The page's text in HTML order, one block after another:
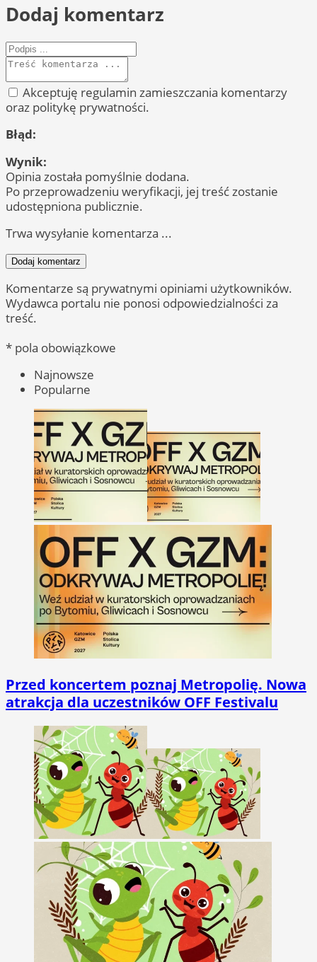
Dodaj komentarz
Akceptuję regulamin zamieszczania komentarzy
oraz politykę prywatności.
Błąd:
Wynik:
Opinia została pomyślnie dodana.
Po przeprowadzeniu weryfikacji, jej treść zostanie
udostępniona publicznie.
Trwa wysyłanie komentarza ...
Dodaj komentarz
Komentarze są prywatnymi opiniami użytkowników.
Wydawca portalu nie ponosi odpowiedzialności za
treść.
* pola obowiązkowe
Najnowsze
Popularne
Przed koncertem poznaj Metropolię. Nowa
atrakcja dla uczestników OFF Festivalu